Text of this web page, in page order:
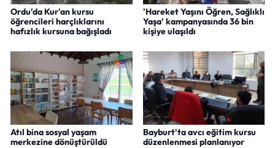
Ordu'da Kur'an kursu
öğrencileri harçlıklarını
hafızlık kursuna bağışladı
'Hareket Yaşını Öğren, Sağlıklı
Yaşa' kampanyasında 36 bin
kişiye ulaşıldı
Atıl bina sosyal yaşam
merkezine dönüştürüldü
Bayburt'ta avcı eğitim kursu
düzenlenmesi planlanıyor